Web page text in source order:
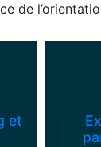
de
et